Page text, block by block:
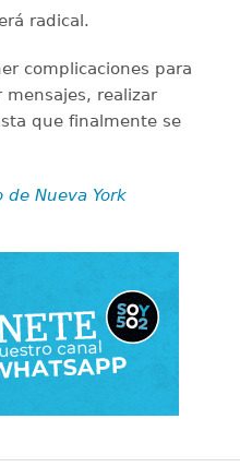
radical.
complicaciones para
realizar
que finalmente se
de Nueva York